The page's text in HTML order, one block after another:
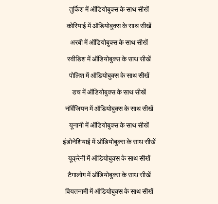
तुर्किश में ऑडियोबुक्स के साथ सीखें
कोरियाई में ऑडियोबुक्स के साथ सीखें
अरबी में ऑडियोबुक्स के साथ सीखें
स्वीडिश में ऑडियोबुक्स के साथ सीखें
पोलिश में ऑडियोबुक्स के साथ सीखें
डच में ऑडियोबुक्स के साथ सीखें
नॉर्वेजियन में ऑडियोबुक्स के साथ सीखें
यूनानी में ऑडियोबुक्स के साथ सीखें
इंडोनेशियाई में ऑडियोबुक्स के साथ सीखें
यूक्रेनी में ऑडियोबुक्स के साथ सीखें
टैगालोग में ऑडियोबुक्स के साथ सीखें
वियतनामी में ऑडियोबुक्स के साथ सीखें